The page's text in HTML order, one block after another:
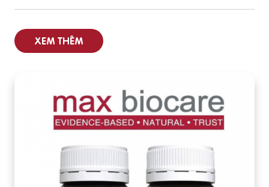
XEM THÊM